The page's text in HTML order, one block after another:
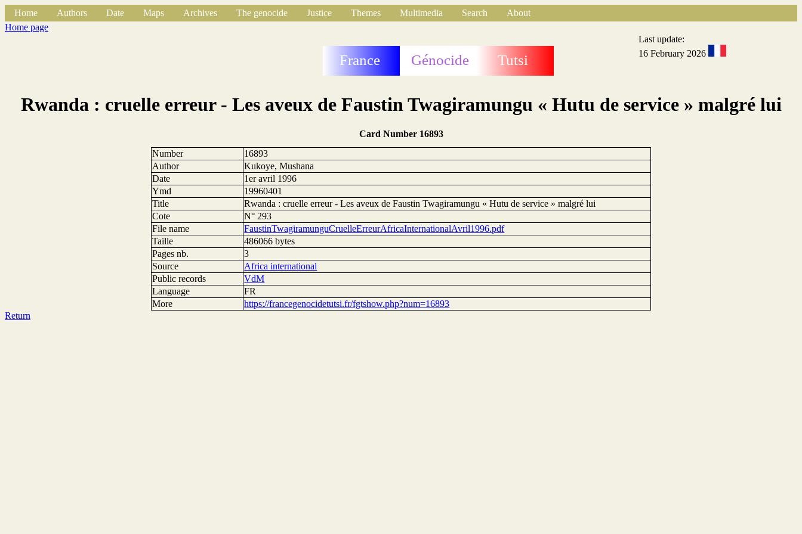
Home Authors Date Maps Archives The genocide Justice Themes Multimedia Search
About
Home page
France Génocide Tutsi
Last update:
16 February 2026
Rwanda : cruelle erreur - Les aveux de Faustin Twagiramungu « Hutu de service » malgré lui
Card Number 16893
Number
16893
Author
Kukoye, Mushana
Date
1er avril 1996
Ymd
19960401
Title
Rwanda : cruelle erreur - Les aveux de Faustin Twagiramungu « Hutu de service » malgré lui
Cote
N° 293
File name
FaustinTwagiramunguCruelleErreurAfricaInternationalAvril1996.pdf
Taille
486066 bytes
Pages nb.
3
Source
Africa international
Public records
VdM
Language
FR
More
https://francegenocidetutsi.fr/fgtshow.php?num=16893
Return